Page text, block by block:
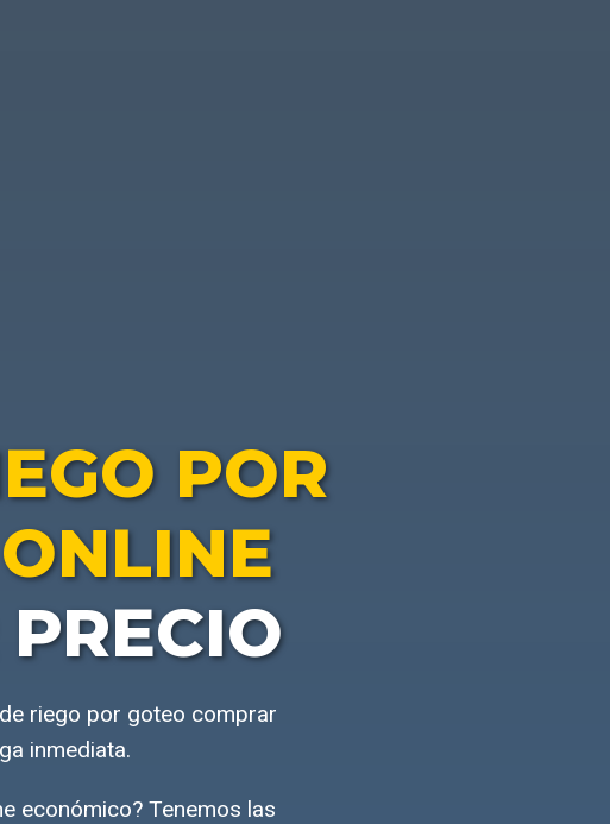
POR
riego por goteo comprar
inmediata.
económico? Tenemos las